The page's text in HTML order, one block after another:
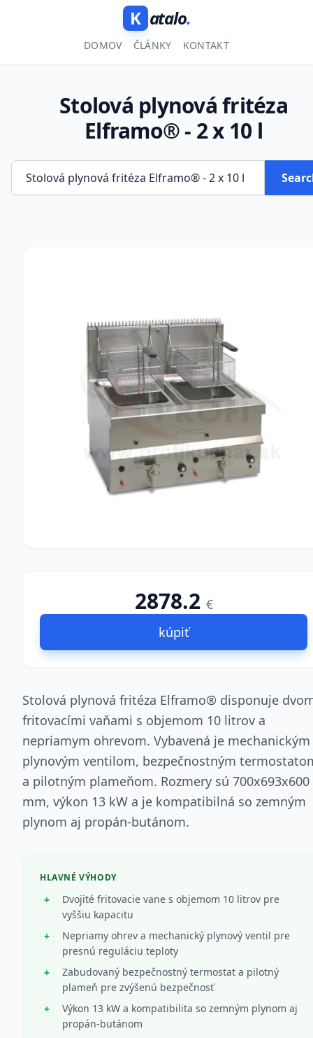
K atalo.
DOMOV ČLÁNKY KONTAKT
Stolová plynová fritéza
Elframo® - 2 x 10 l
2878.2 €
kúpiť
Stolová plynová fritéza Elframo® disponuje
fritovacími vaňami s objemom 10 litrov a
nepriamym ohrevom. Vybavená je mechanickým
plynovým ventilom, bezpečnostným
a pilotným plameňom. Rozmery sú 700x693x600
mm, výkon 13 kW a je kompatibilná so zemným
plynom aj propán-butánom.
HLAVNÉ VÝHODY
Dvojité fritovacie vane s objemom 10 litrov pre
vyššiu kapacitu
Nepriamy ohrev a mechanický plynový ventil pre
presnú reguláciu teploty
Zabudovaný bezpečnostný termostat a pilotný
plameň pre zvýšenú bezpečnosť
Výkon 13 kW a kompatibilita so zemným plynom aj
propán-butánom